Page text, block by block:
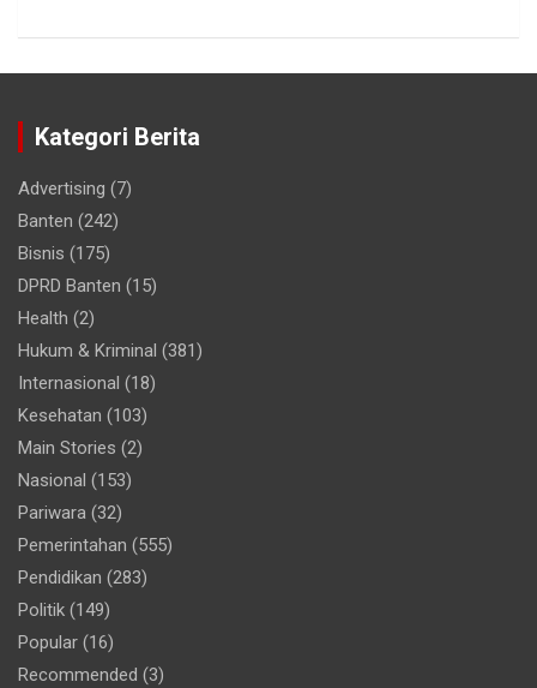
Kategori Berita
Advertising (7)
Banten (242)
Bisnis (175)
DPRD Banten (15)
Health (2)
Hukum & Kriminal (381)
Internasional (18)
Kesehatan (103)
Main Stories (2)
Nasional (153)
Pariwara (32)
Pemerintahan (555)
Pendidikan (283)
Politik (149)
Popular (16)
Recommended (3)